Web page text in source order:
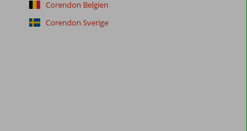
Corendon Belgien
Corendon Sverige